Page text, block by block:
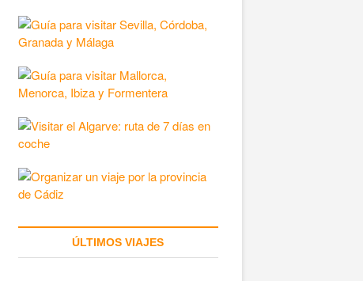
ÚLTIMOS VIAJES